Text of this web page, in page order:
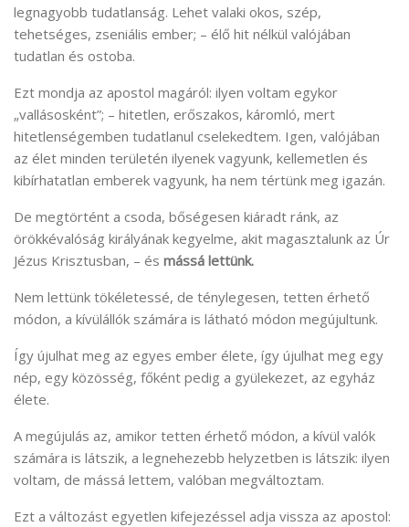
legnagyobb tudatlanság. Lehet valaki okos, szép,
tehetséges, zseniális ember; – élő hit nélkül valójában
tudatlan és ostoba.
Ezt mondja az apostol magáról: ilyen voltam egykor
„vallásosként”; – hitetlen, erőszakos, káromló, mert
hitetlenségemben tudatlanul cselekedtem. Igen, valójában
az élet minden területén ilyenek vagyunk, kellemetlen és
kibírhatatlan emberek vagyunk, ha nem tértünk meg igazán.
De megtörtént a csoda, bőségesen kiáradt ránk, az
örökkévalóság királyának kegyelme, akit magasztalunk az Úr
Jézus Krisztusban, – és mássá lettünk.
Nem lettünk tökéletessé, de ténylegesen, tetten érhető
módon, a kívülállók számára is látható módon megújultunk.
Így újulhat meg az egyes ember élete, így újulhat meg egy
nép, egy közösség, főként pedig a gyülekezet, az egyház
élete.
A megújulás az, amikor tetten érhető módon, a kívül valók
számára is látszik, a legnehezebb helyzetben is látszik: ilyen
voltam, de mássá lettem, valóban megváltoztam.
Ezt a változást egyetlen kifejezéssel adja vissza az apostol: